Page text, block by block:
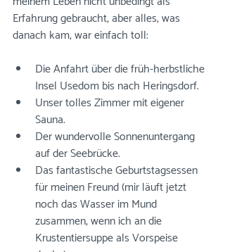
Erfahrung gebraucht, aber alles, was
danach kam, war einfach toll:
Die Anfahrt über die früh-herbstliche
Insel Usedom bis nach Heringsdorf.
Unser tolles Zimmer mit eigener
Sauna.
Der wundervolle Sonnenuntergang
auf der Seebrücke.
Das fantastische Geburtstagsessen
für meinen Freund (mir läuft jetzt
noch das Wasser im Mund
zusammen, wenn ich an die
Krustentiersuppe als Vorspeise